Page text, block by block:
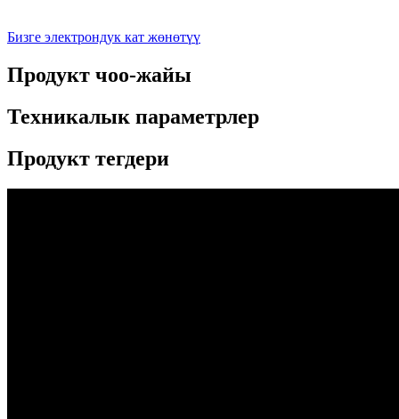
Бизге электрондук кат жөнөтүү
Продукт чоо-жайы
Техникалык параметрлер
Продукт тегдери